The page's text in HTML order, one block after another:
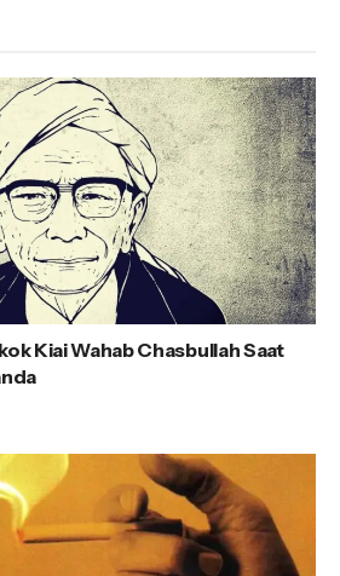
Kiai Wahab Chasbullah Saat